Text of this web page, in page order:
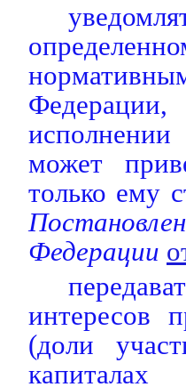
Федерации,
может
только ему
Федерации
интересов
(доли